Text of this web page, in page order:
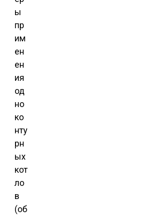
ы
пр
им
ен
ен
ия
од
но
ко
нту
рн
ых
кот
ло
в
(об